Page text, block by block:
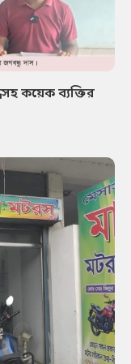
কয়েক ব্যক্তির